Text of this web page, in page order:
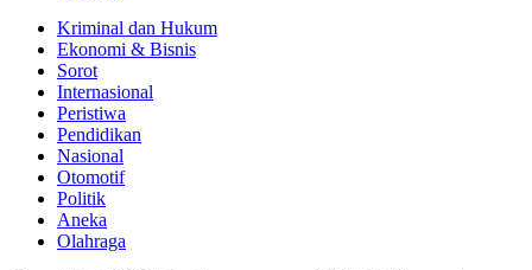
Kriminal dan Hukum
Ekonomi & Bisnis
Sorot
Internasional
Peristiwa
Pendidikan
Nasional
Otomotif
Politik
Aneka
Olahraga